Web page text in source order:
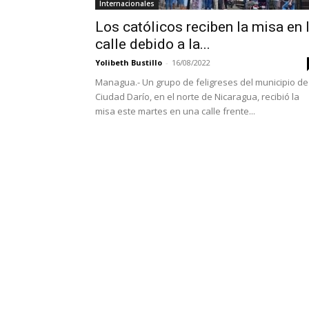
Internacionales
Los católicos reciben la misa en
calle debido a la...
Yolibeth Bustillo - 16/08/2022
Managua.- Un grupo de feligreses del municipio de
Ciudad Darío, en el norte de Nicaragua, recibió la
misa este martes en una calle frente...